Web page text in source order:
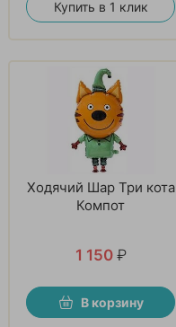
Купить в 1 клик
Ходячий Шар Три кота
Компот
1 150 ₽
В корзину